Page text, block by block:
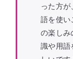
った方
語を使い
の楽しみ
識や用語